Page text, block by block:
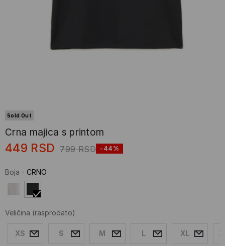
Sold Out
Crna majica s printom
449 RSD 799 RSD -44%
Boja - CRNO
Veličina (rasprodato)
XS S M L XL